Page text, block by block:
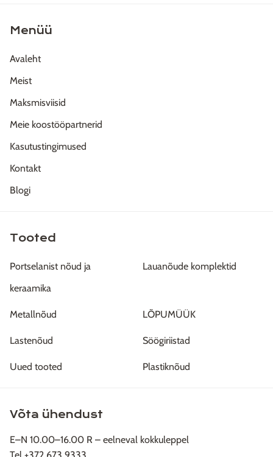
Menüü
Avaleht
Meist
Maksmisviisid
Meie koostööpartnerid
Kasutustingimused
Kontakt
Blogi
Tooted
Portselanist nõud ja
keraamika
Lauanõude komplektid
Metallnõud LÕPUMÜÜK
Lastenõud Söögiriistad
Uued tooted Plastiknõud
Võta ühendust
E–N 10.00–16.00 R – eelneval kokkuleppel